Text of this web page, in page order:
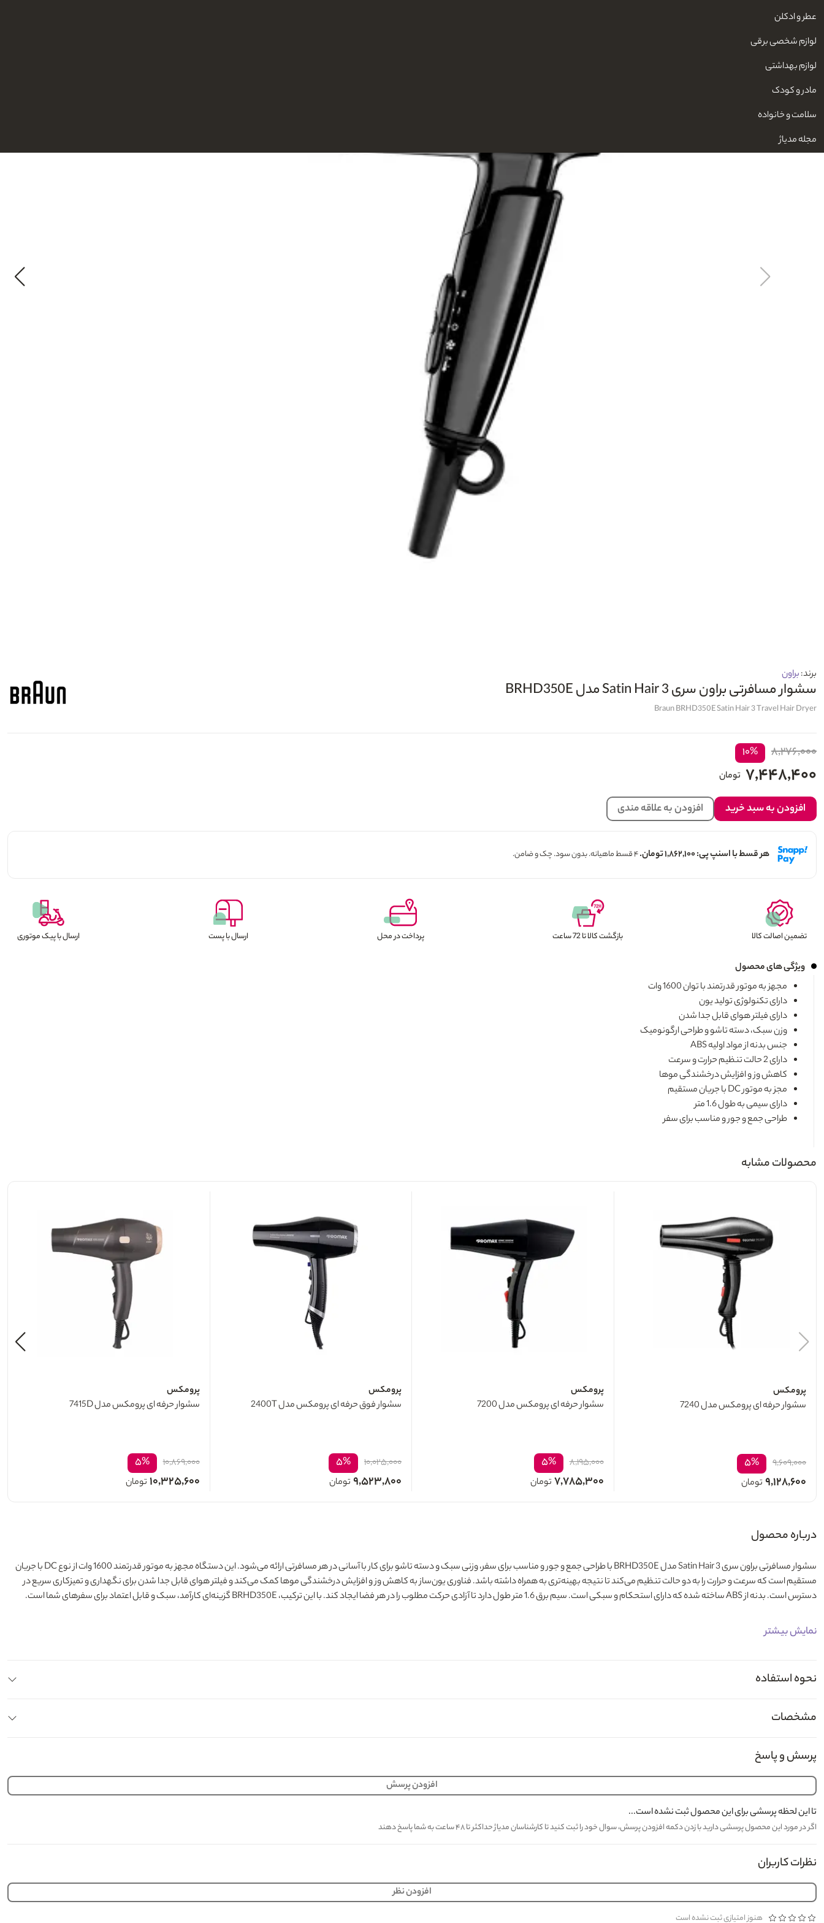
عطر و ادکلن
لوازم شخصی برقی
لوازم بهداشتی
مادر و کودک
سلامت و خانواده
مجله مدیاژ
برند:براون
سشوار مسافرتی براون سری 3 Satin Hair مدل BRHD350E
Braun BRHD350E Satin Hair 3 Travel Hair Dryer
۸,۲۷۶,۰۰۰ ۱۰%
۷,۴۴۸,۴۰۰ تومان
افزودن به سبد خرید افزودن به علاقه مندی
هر قسط با اسنپ پی: ۱,۸۶۲,۱۰۰ تومان. ۴ قسط ماهیانه. بدون سود. چک و ضامن.
تضمین اصالت کالا بازگشت کالا تا 72 ساعت پرداخت در محل ارسال با پست ارسال با پیک موتوری
ویژگی های محصول
مجهز به موتور قدرتمند با توان 1600 وات
دارای تکنولوژی تولید یون
دارای فیلتر هوای قابل جدا شدن
وزن سبک، دسته تاشو و طراحی ارگونومیک
جنس بدنه از مواد اولیه ABS
دارای 2 حالت تنظیم حرارت و سرعت
کاهش وز و افزایش درخشندگی موها
مجز به موتور DC با جریان مستقیم
دارای سیمی به طول 1.6 متر
طراحی جمع و جور و مناسب برای سفر
محصولات مشابه
پرومکس
سشوار حرفه‌ ای پرومکس مدل 7240
۹,۶۰۹,۰۰۰ ۵%
۹,۱۲۸,۶۰۰ تومان
پرومکس
سشوار حرفه ای پرومکس مدل 7200
۸,۱۹۵,۰۰۰ ۵%
۷,۷۸۵,۳۰۰ تومان
پرومکس
سشوار فوق حرفه ای پرومکس مدل 2400T
۱۰,۰۲۵,۰۰۰ ۵%
۹,۵۲۳,۸۰۰ تومان
پرومکس
سشوار حرفه ای پرومکس مدل 7415D
۱۰,۸۶۹,۰۰۰ ۵%
۱۰,۳۲۵,۶۰۰ تومان
درباره محصول
سشوار مسافرتی براون سری 3 Satin Hair مدل BRHD350E با طراحی جمع و جور و مناسب برای سفر، وزنی سبک و دسته تاشو برای کار با آسانی در هر مسافرتی ارائه می‌شود. این دستگاه مجهز به موتور قدرتمند 1600 وات از نوع DC با جریان
مستقیم است که سرعت و حرارت را به دو حالت تنظیم می‌کند تا نتیجه بهینه‌تری به همراه داشته باشد. فناوری یون‌ساز به کاهش وز و افزایش درخشندگی موها کمک می‌کند و فیلتر هوای قابل جدا شدن برای نگهداری و تمیزکاری سریع در
دسترس است. بدنه از ABS ساخته شده که دارای استحکام و سبکی است. سیم برق 1.6 متر طول دارد تا آزادی حرکت مطلوب را در هر فضا ایجاد کند. با این ترکیب، BRHD350E گزینه‌ای کارآمد، سبک و قابل اعتماد برای سفرهای شما است.
نمایش بیشتر
نحوه استفاده
مشخصات
پرسش و پاسخ
افزودن پرسش
تا این لحظه پرسشی برای این محصول ثبت نشده است...
اگر در مورد این محصول پرسشی دارید با زدن دکمه افزودن پرسش، سوال خود را ثبت کنید تا کارشناسان مدیاژ حداکثر تا ۴۸ ساعت به شما پاسخ دهند
نظرات کاربران
افزودن نظر
هنوز امتیازی ثبت نشده است